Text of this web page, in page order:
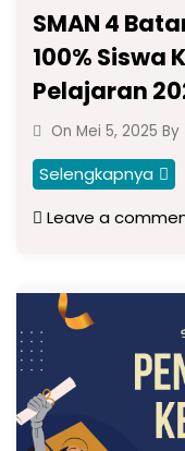
SMAN 4
100% Siswa
Pelajaran
On Mei 5, 2025 By
Selengkapnya
Leave a